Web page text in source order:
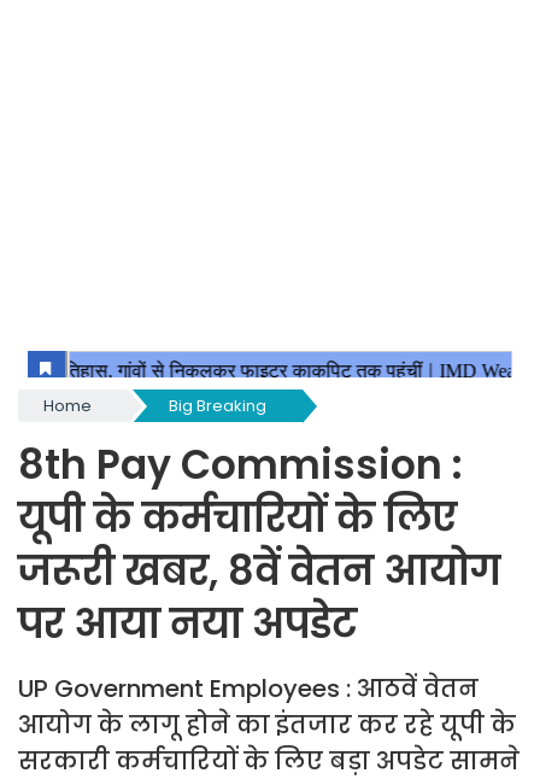
Home Big Breaking
8th Pay Commission :
यूपी के कर्मचारियों के लिए
जरूरी खबर, 8वें वेतन आयोग
पर आया नया अपडेट
UP Government Employees : आठवें वेतन
आयोग के लागू होने का इंतजार कर रहे यूपी के
सरकारी कर्मचारियों के लिए बड़ा अपडेट सामने